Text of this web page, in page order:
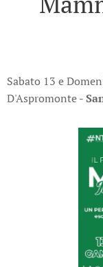
Sabato 13 e
D'Aspromonte -